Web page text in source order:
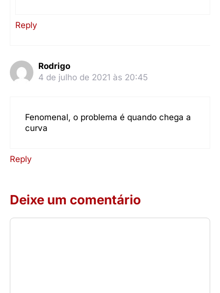
Reply
Rodrigo
4 de julho de 2021 às 20:45
Fenomenal, o problema é quando chega a
curva
Reply
Deixe um comentário
Comentário